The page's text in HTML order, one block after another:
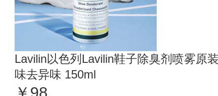
Lavilin以色列Lavilin鞋子除臭剂喷雾原
味去异味 150ml